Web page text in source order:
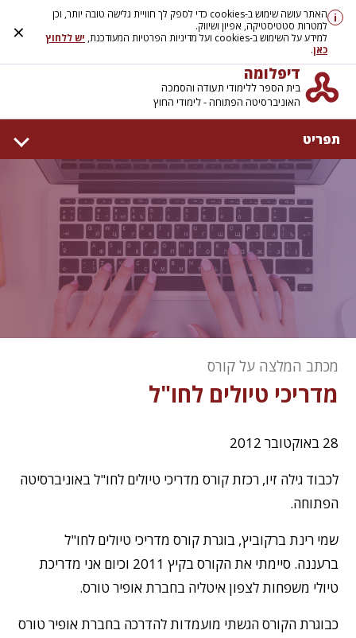
×
i
האתר עושה שימוש ב-cookies כדי לספק לך חוויית גלישה טובה יותר, וכן
למטרות סטטיסטיקה, אפיון ושיווק.
למידע על השימוש ב-cookies ועל מדיניות הפרטיות המעודכנת,
יש ללחוץ
כאן.
דיפלומה
בית הספר ללימודי תעודה והסמכה
האוניברסיטה הפתוחה - לימודי החוץ
תפריט
דף הבית
אודות
קמפוסים
המרכז ללימודי עיצוב פנים
המרכז להכשרה מקצועית
קורסים בפיקוח משרד העבודה
המרכז ללימודי תיירות
המרכז ללימודי הפקת אירועים
בלוג
מכתב המלצה על קורס
מדריכי טיולים לחו"ל
28 באוקטובר 2012
לכבוד גילה זיו, רכזת קורס מדריכי טיולים לחו"ל באוניברסיטה
הפתוחה.
שמי רינת ברקוביץ, בוגרת קורס מדריכי טיולים לחו"ל
ברעננה. סיימתי את הקורס בקיץ 2011 וכיום אני מדריכת
טיולי משפחות לצפון איטליה בחברת אופיר טורס.
כבוגרת הקורס הגשתי מועמדות להדרכה בחברת אופיר טורס